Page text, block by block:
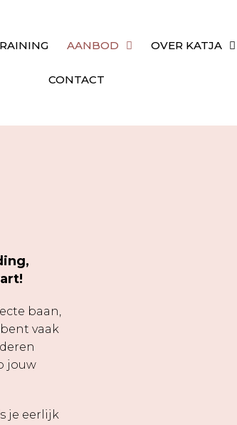
AANBOD OVER KATJA
CONTACT
baan,
vaak
jouw
je eerlijk